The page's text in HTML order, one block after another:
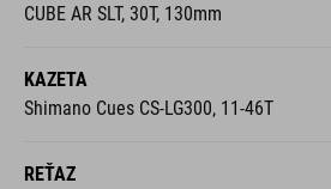
CUBE AR SLT, 30T, 130mm
KAZETA
Shimano Cues CS-LG300, 11-46T
REŤAZ